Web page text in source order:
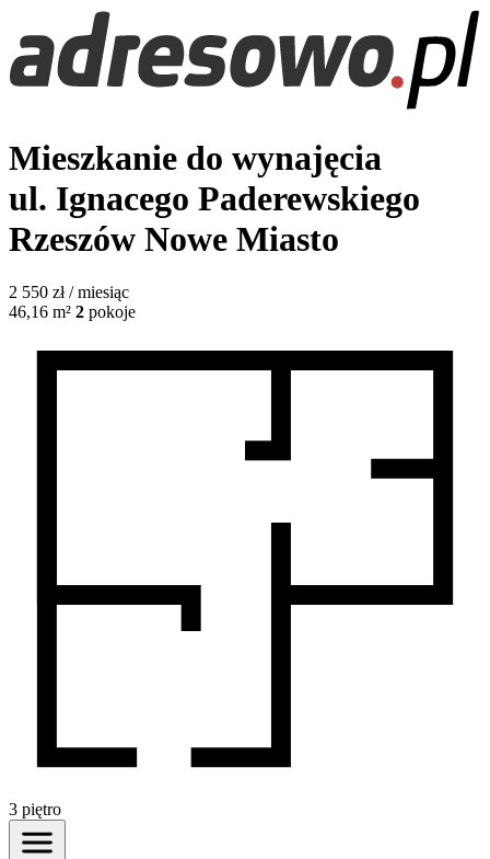
Mieszkanie do wynajęcia
ul. Ignacego Paderewskiego
Rzeszów Nowe Miasto
2 550 zł / miesiąc
46,16 m² 2 pokoje
3 piętro